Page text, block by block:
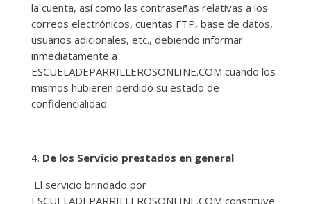
la cuenta, así como las contraseñas relativas a los
correos electrónicos, cuentas FTP, base de datos,
usuarios adicionales, etc., debiendo informar
inmediatamente a
ESCUELADEPARRILLEROSONLINE.COM cuando los
mismos hubieren perdido su estado de
confidencialidad.
De los Servicio prestados en general
El servicio brindado por
ESCUELADEPARRILLEROSONLINE.COM constituye